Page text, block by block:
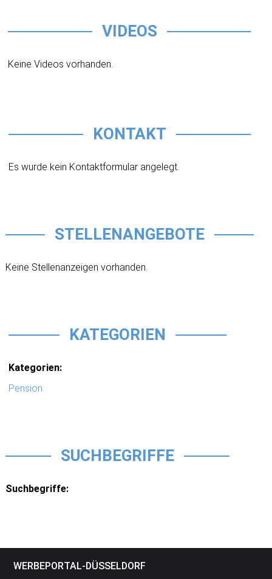
VIDEOS
Keine Videos vorhanden.
KONTAKT
Es wurde kein Kontaktformular angelegt.
STELLENANGEBOTE
Keine Stellenanzeigen vorhanden.
KATEGORIEN
Kategorien:
Pension
SUCHBEGRIFFE
Suchbegriffe:
WERBEPORTAL-DÜSSELDORF